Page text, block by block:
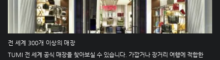
전 세계 300개 이상의 매장
TUMI 전 세계 공식 매장을 찾아보실 수 있습니다. 가깝거나 장거리 여행에 적합한